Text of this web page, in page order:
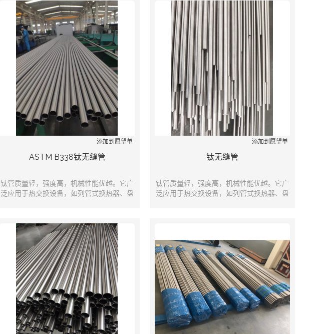
添加到愿望单
ASTM B338钛无缝管
钛管质量轻，强度高，机械性能优越。它广
泛应用于热交换设备，如列管式换热器、盘
添加到愿望单
钛无缝管
钛管质量轻，强度高，机械性能优越。它广
泛应用于热交换设备，如列管式换热器、盘